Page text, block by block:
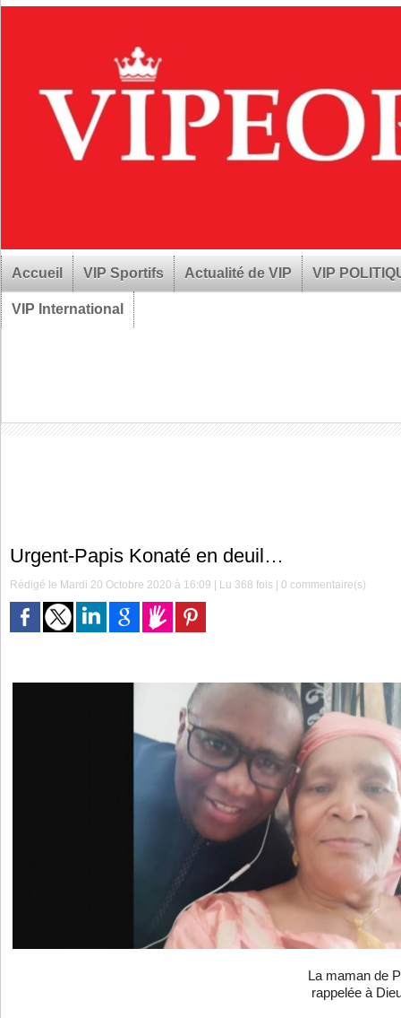
Accueil VIP Sportifs Actualité de VIP VIP
VIP International
Urgent-Papis Konaté en deuil…
Rédigé le Mardi 20 Octobre 2020 à 16:09 | Lu 368 fois |0 commentaire(s)
La maman de
rappelée à